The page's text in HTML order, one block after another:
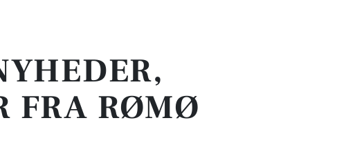
FRA RØMØ